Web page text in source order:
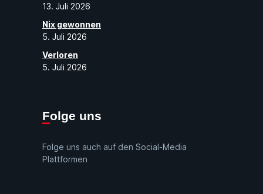
13. Juli 2026
Nix gewonnen
5. Juli 2026
Verloren
5. Juli 2026
Folge uns
Folge uns auch auf den Social-Media
Plattformen